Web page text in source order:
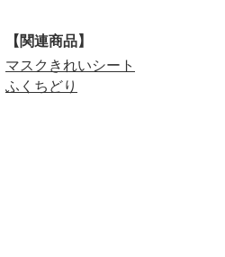
【関連商品】
マスクきれいシート
ふくちどり